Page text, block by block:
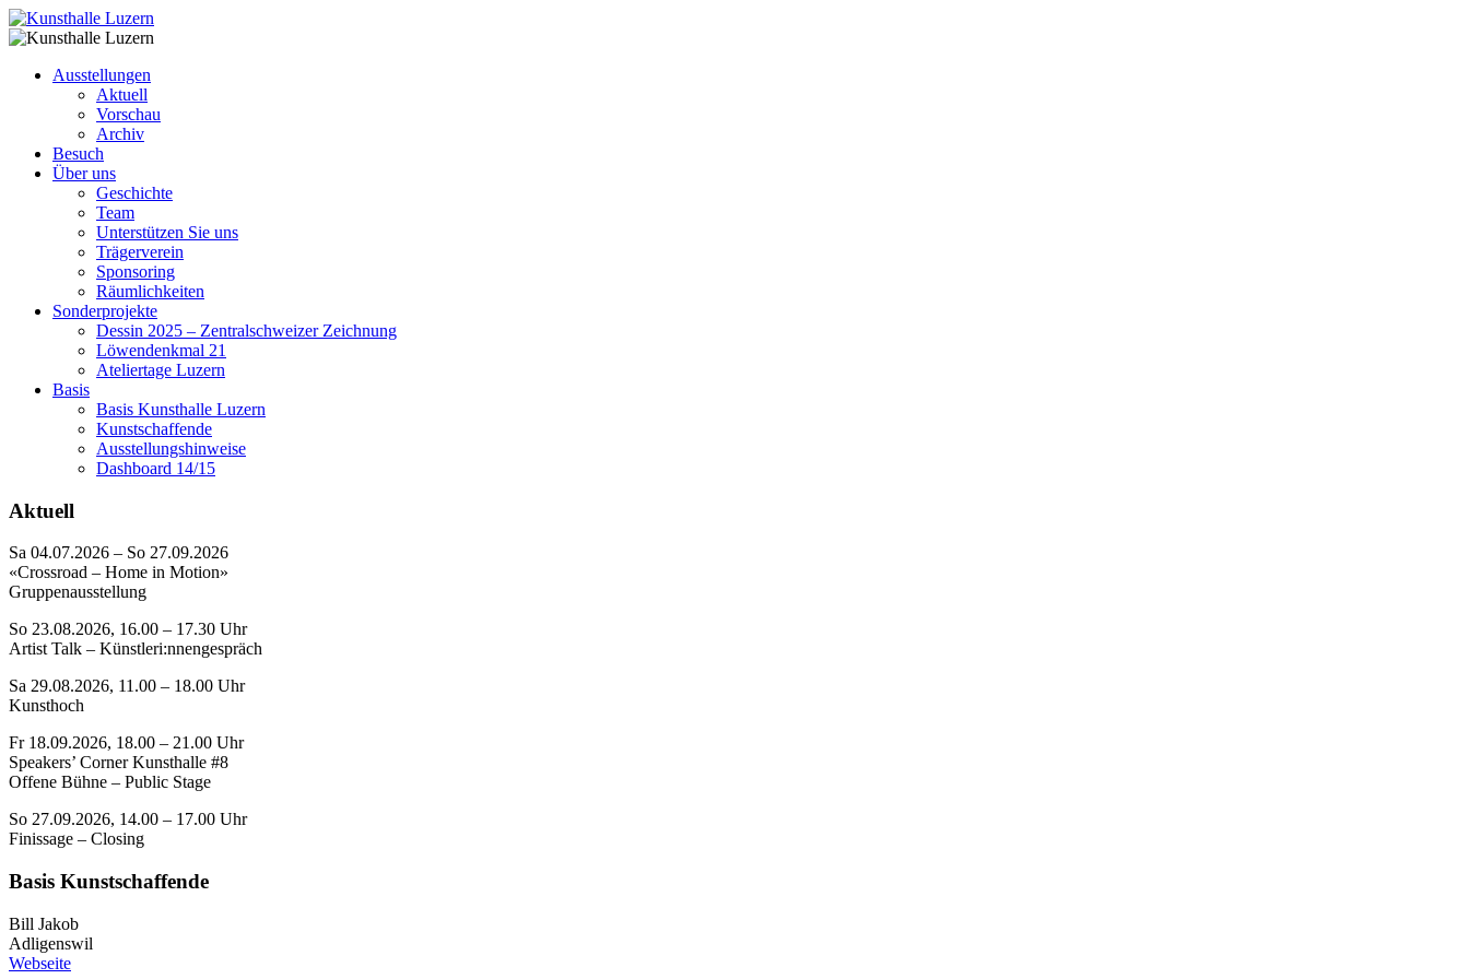
Ausstellungen
Aktuell
Vorschau
Archiv
Besuch
Über uns
Geschichte
Team
Unterstützen Sie uns
Trägerverein
Sponsoring
Räumlichkeiten
Sonderprojekte
Dessin 2025 – Zentralschweizer Zeichnung
Löwendenkmal 21
Ateliertage Luzern
Basis
Basis Kunsthalle Luzern
Kunstschaffende
Ausstellungshinweise
Dashboard 14/15
Aktuell
Sa 04.07.2026 – So 27.09.2026
«Crossroad – Home in Motion»
Gruppenausstellung
So 23.08.2026, 16.00 – 17.30 Uhr
Artist Talk – Künstleri:nnengespräch
Sa 29.08.2026, 11.00 – 18.00 Uhr
Kunsthoch
Fr 18.09.2026, 18.00 – 21.00 Uhr
Speakers’ Corner Kunsthalle #8
Offene Bühne – Public Stage
So 27.09.2026, 14.00 – 17.00 Uhr
Finissage – Closing
Basis Kunstschaffende
Bill Jakob
Adligenswil
Webseite